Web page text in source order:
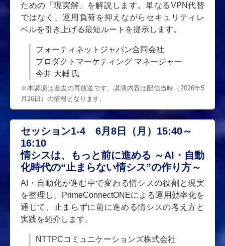
ための「現実解」を解説します。単なるVPN代替
ではなく、運用負荷を抑えながらセキュリティレ
ベルを引き上げる最短ルートを提示します。
フォーティネットジャパン合同会社
プロダクトマーケティング マネージャー
今井 大輔 氏
※本講演は過去の再放送です。講演内容は配信当時（2026年5
月26日）の情報となります。
セッション1-4 6月8日（月）15:40～
16:10
情シスは、もっと前に進める ～AI・自動
化時代の“止まらない情シス”の作り方～
AI・自動化が進む中で変わる情シスの役割と現実
を整理し、PrimeConnectONEによる運用効率化を
通じて、止まらずに前に進める情シスの考え方と
実践を紹介します。
NTTPCコミュニケーションズ株式会社